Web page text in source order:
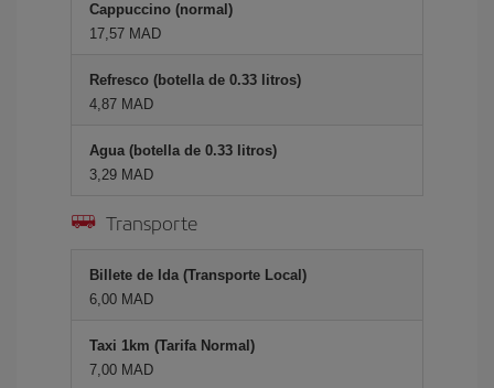
Cappuccino (normal)
17,57 MAD
Refresco (botella de 0.33 litros)
4,87 MAD
Agua (botella de 0.33 litros)
3,29 MAD
Transporte
Billete de Ida (Transporte Local)
6,00 MAD
Taxi 1km (Tarifa Normal)
7,00 MAD